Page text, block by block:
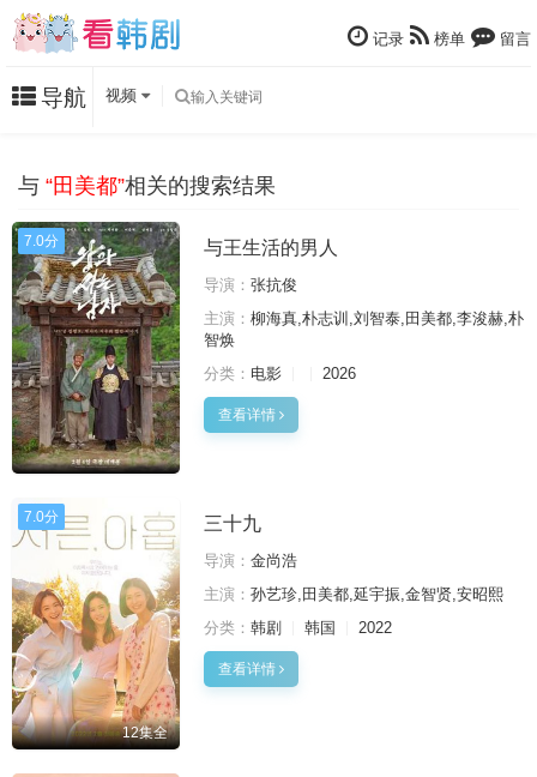
记录 榜单 留言
导航 视频
与 “田美都”相关的搜索结果
7.0分 与王生活的男人
导演： 张抗俊
主演： 柳海真,朴志训,刘智泰,田美都,李浚赫,朴
智焕
分类： 电影 2026
查看详情
7.0分
12集全
三十九
导演： 金尚浩
主演： 孙艺珍,田美都,延宇振,金智贤,安昭熙
分类： 韩剧 韩国 2022
查看详情